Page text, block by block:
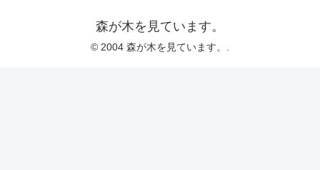
森が木を見ています。
© 2004 森が木を見ています。.